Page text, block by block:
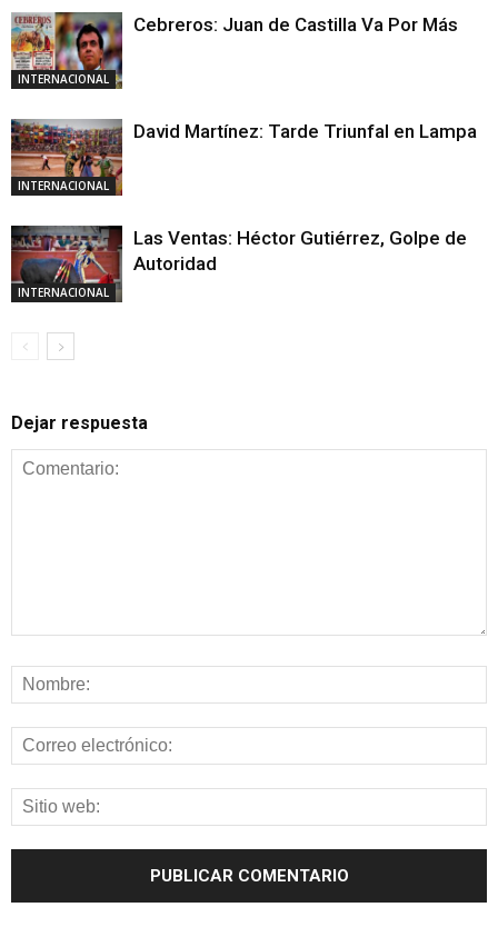
INTERNACIONAL
Cebreros: Juan de Castilla Va Por Más
INTERNACIONAL
David Martínez: Tarde Triunfal en Lampa
INTERNACIONAL
Las Ventas: Héctor Gutiérrez, Golpe de
Autoridad
Dejar respuesta